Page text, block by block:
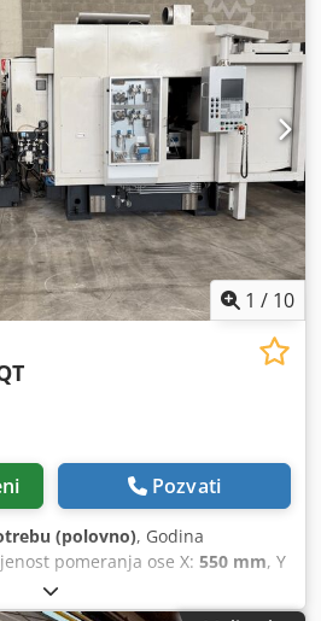
je 2007. godine u Japanu.
jedinicom, ova mašina
sto. Njena BT30 vreteno može da
u minuti. Dodpfx Asyi
• Transporter za strugotinu •
obrtna ploča Prednosti
mašine • 3 + 1 osa • Držač
• Brzi hod: 70-70-70 m/min •
Dubina mašine: 3700 mm
1 / 10
Pozvati
(polovno), Godina
pomeranja ose X: 550 mm, Y
hod Z-ose:
o/min, broj osovina:4, Ova 4-osna